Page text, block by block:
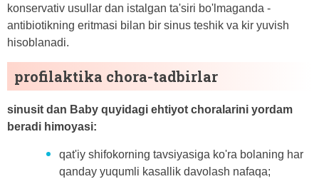
konservativ usullar dan istalgan ta'siri bo'lmaganda -
antibiotikning eritmasi bilan bir sinus teshik va kir yuvish
hisoblanadi.
profilaktika chora-tadbirlar
sinusit dan Baby quyidagi ehtiyot choralarini yordam
beradi himoyasi:
qat'iy shifokorning tavsiyasiga ko'ra bolaning har
qanday yuqumli kasallik davolash nafaqa;